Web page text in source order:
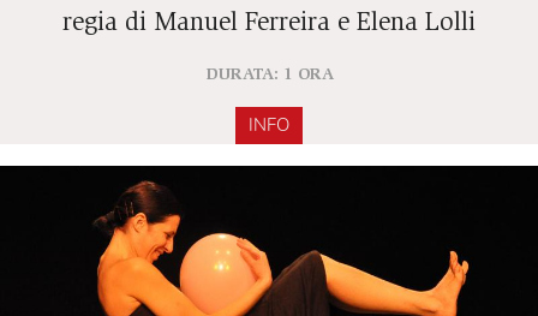
regia di Manuel Ferreira e Elena Lolli
DURATA: 1 ORA
INFO